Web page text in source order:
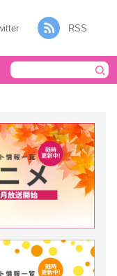
RSS